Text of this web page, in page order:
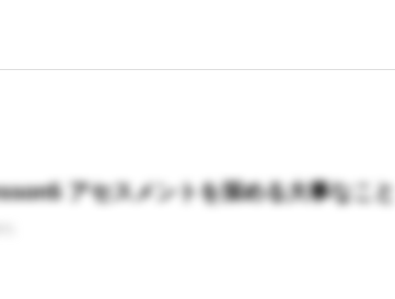
アセスメントを深める大事なこと